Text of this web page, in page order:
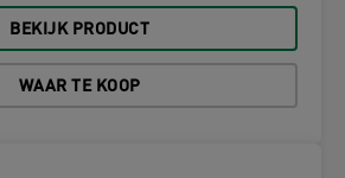
BEKIJK PRODUCT
WAAR TE KOOP